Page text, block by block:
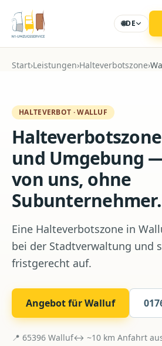
Zum Hauptinhalt
🌐DE
Start›Leistungen›Halteverbotszone›
HALTEVERBOT ·WALLUF
und Umgebung
von uns, ohne
Subunternehmer.
Eine Halteverbotszone in
bei der Stadtverwaltung und
fristgerecht auf.
Angebot fürWalluf
📍 65396 Walluf↔ ~10 km Anfahrt